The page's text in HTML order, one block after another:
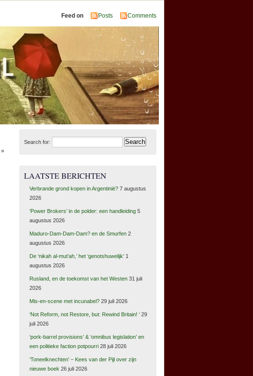
Feed on Posts Comments
»
Search for:
LAATSTE BERICHTEN
Verbrande grond kopen in Argentinië? 7 augustus
2026
‘Power Brokers’ in de polder: een handleiding 5
augustus 2026
Maduro-Dam-Dam-Dam? en de Smurfen 2
augustus 2026
De ‘nikah al-mut’ah,’ het ‘genotshuwelijk’ 1
augustus 2026
Rusland, en de toekomst van het Westen 31 juli
2026
Mis-en-scene met incunabel? 29 juli 2026
‘Not Reform, not Restore, but: Rewind Britain! ‘ 29
juli 2026
‘pork-barrel provisions’ & ‘omnibus legislation’ en
een politieke faction potpourri 28 juli 2026
‘Toneelknechten’ – Kees van der Pijl over zijn
nieuwe boek 26 juli 2026